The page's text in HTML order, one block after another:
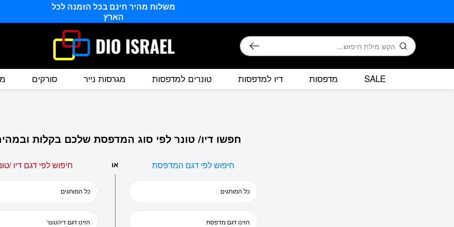
משלוח מהיר חינם בכל הזמנה לכל
הארץ
חיפוש
SALE מדפסות דיו למדפסות טונרים למדפסות מגרסות נייר סורקים
חפשו דיו/ טונר לפי סוג המדפסת שלכם בקלות
חיפוש לפי דגם המדפסת או חיפוש לפי דגם דיו /